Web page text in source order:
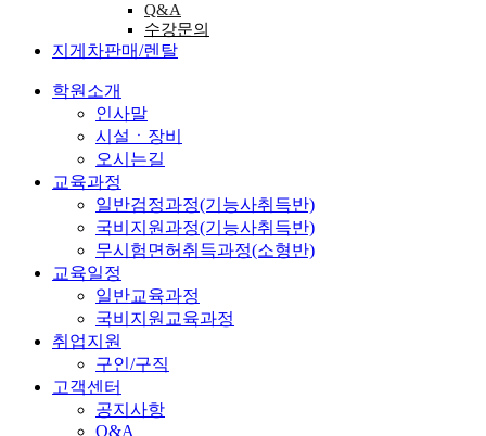
Q&A
수강문의
지게차판매/렌탈
학원소개
인사말
시설ㆍ장비
오시는길
교육과정
일반검정과정(기능사취득반)
국비지원과정(기능사취득반)
무시험면허취득과정(소형반)
교육일정
일반교육과정
국비지원교육과정
취업지원
구인/구직
고객센터
공지사항
Q&A